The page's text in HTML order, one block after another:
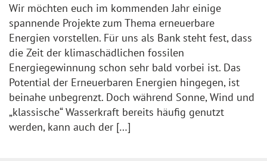
Wir möchten euch im kommenden Jahr einige
spannende Projekte zum Thema erneuerbare
Energien vorstellen. Für uns als Bank steht fest, dass
die Zeit der klimaschädlichen fossilen
Energiegewinnung schon sehr bald vorbei ist. Das
Potential der Erneuerbaren Energien hingegen, ist
beinahe unbegrenzt. Doch während Sonne, Wind und
„klassische“ Wasserkraft bereits häufig genutzt
werden, kann auch der […]